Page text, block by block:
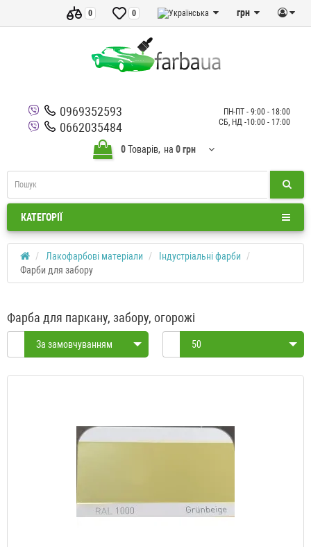
грн
0
0
0969352593
0662035484
ПН-ПТ - 9:00 - 18:00
СБ, НД -10:00 - 17:00
0Товарів, на 0 грн
КАТЕГОРІЇ
Лакофарбові матеріали
Індустріальні фарби
Фарби для забору
Фарба для паркану, забору, огорожі
За замовчуванням 50